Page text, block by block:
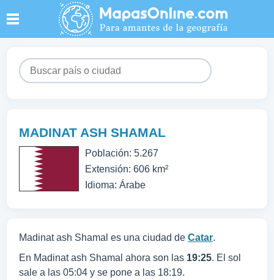
MADINAT ASH SHAMAL
Población: 5.267
Extensión: 606 km²
Idioma: Árabe
Madinat ash Shamal es una ciudad de Catar.
En Madinat ash Shamal ahora son las 19:25. El sol
sale a las 05:04 y se pone a las 18:19.